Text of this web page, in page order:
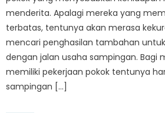
menderita. Apalagi mereka yang
terbatas, tentunya akan merasa
mencari penghasilan tambahan
dengan jalan usaha sampingan. Bagi
memiliki pekerjaan pokok tentunya
sampingan […]